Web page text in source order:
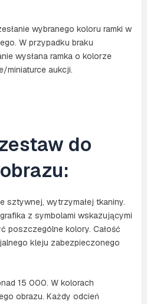
wybranego koloru ramki w
W przypadku braku
wysłana ramka o kolorze
miniaturce aukcji.
do
sztywnej, wytrzymałej tkaniny.
z symbolami wskazującymi
poszczególne kolory. Całość
kleju zabezpieczonego
15 000. W kolorach
obrazu. Każdy odcień